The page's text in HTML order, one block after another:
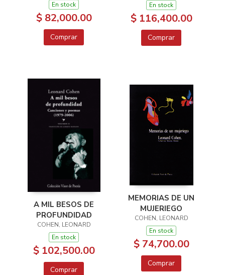
En stock
$ 82,000.00
Comprar
En stock
$ 116,400.00
Comprar
A MIL BESOS DE
PROFUNDIDAD
COHEN, LEONARD
En stock
$ 102,500.00
Comprar
MEMORIAS DE UN
MUJERIEGO
COHEN, LEONARD
En stock
$ 74,700.00
Comprar